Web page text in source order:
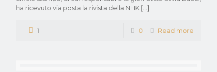
ha ricevuto via posta la rivista della NHK […]
1 0 Read more